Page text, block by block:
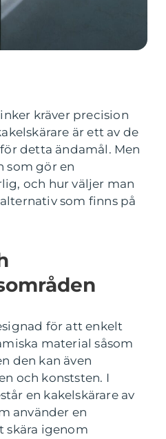
kräver precision
är ett av de
detta ändamål. Men
som gör en
och hur väljer man
som finns på
för att enkelt
material såsom
den kan även
och konststen. I
en kakelskärare av
använder en
skära igenom